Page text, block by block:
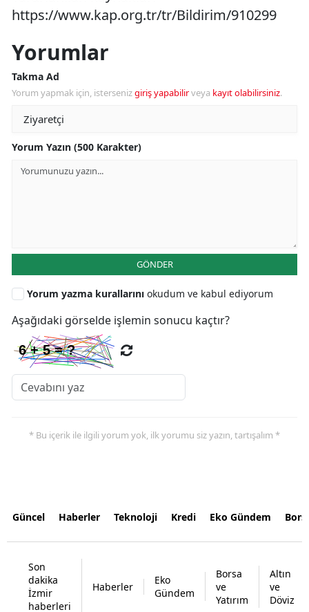
https://www.kap.org.tr/tr/Bildirim/910299
Yorumlar
Takma Ad
Yorum yapmak için, istersenizgiriş yapabilirveya kayıt olabilirsiniz.
Yorum Yazın (500 Karakter)
GÖNDER
Yorum yazma kurallarını okudum ve kabul ediyorum
Aşağıdaki görselde işlemin sonucu kaçtır?
* Bu içerik ile ilgili yorum yok, ilk yorumu siz yazın, tartışalım *
Güncel Haberler Teknoloji Kredi Eko Gündem
Son
dakika
İzmir
haberleri
Haberler
Eko
Gündem
Borsa
ve
Yatırım
Altın
ve
Döviz